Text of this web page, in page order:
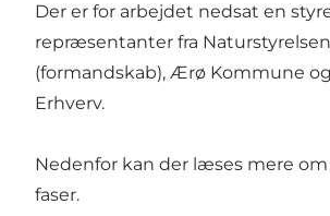
Der er for arbejdet nedsat en
repræsentanter fra Naturstyrelsen
(formandskab), Ærø Kommune
Erhverv.
Nedenfor kan der læses mere
faser.